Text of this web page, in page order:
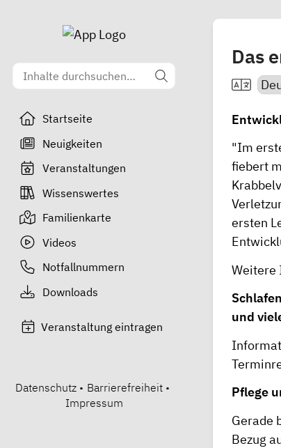
Startseite
Neuigkeiten
Veranstaltungen
Wissenswertes
Familienkarte
Videos
Notfallnummern
Downloads
Veranstaltung eintragen
Datenschutz • Barrierefreiheit •
Impressum
Das
"Im
fiebert
ersten
Weitere
und
Pflege
Gerade
Bezug